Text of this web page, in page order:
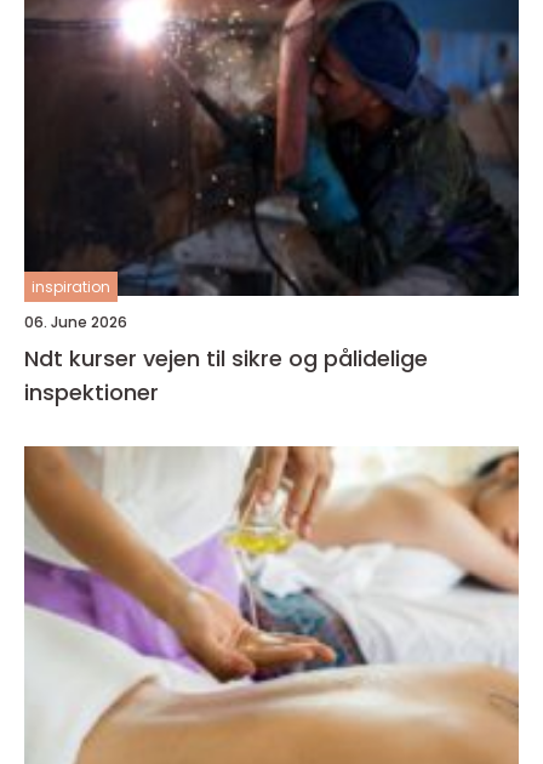
inspiration
06. June 2026
Ndt kurser vejen til sikre og pålidelige
inspektioner